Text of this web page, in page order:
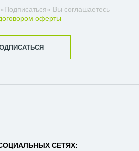
Вы соглашаетесь
оферты
СЕТЯХ: